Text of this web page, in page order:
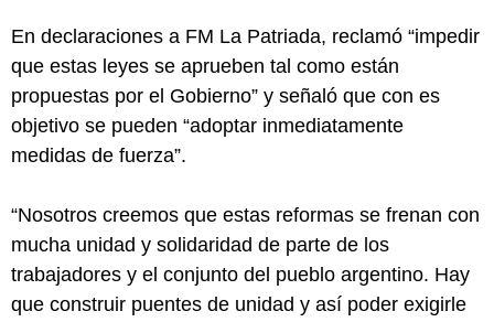
En declaraciones a FM La Patriada, reclamó “impedir
que estas leyes se aprueben tal como están
propuestas por el Gobierno” y señaló que con es
objetivo se pueden “adoptar inmediatamente
medidas de fuerza”.
“Nosotros creemos que estas reformas se frenan con
mucha unidad y solidaridad de parte de los
trabajadores y el conjunto del pueblo argentino. Hay
que construir puentes de unidad y así poder exigirle